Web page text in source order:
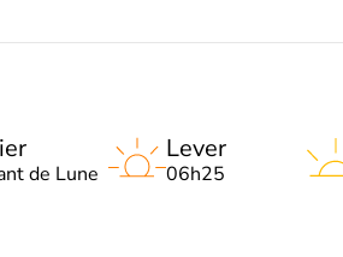
de Lune
Lever
06h25